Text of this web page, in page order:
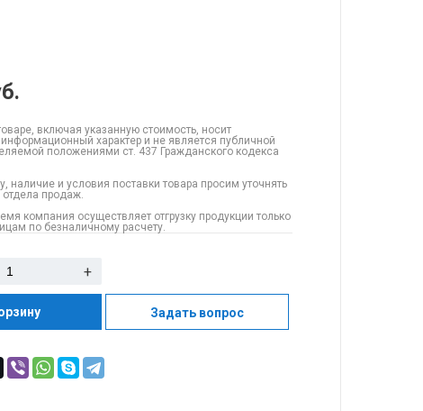
включая указанную стоимость, носит
характер и не является публичной
положениями ст. 437 Гражданского кодекса
наличие и условия поставки товара просим уточнять
продаж.
компания осуществляет отгрузку продукции только
по безналичному расчету.
+
Задать вопрос